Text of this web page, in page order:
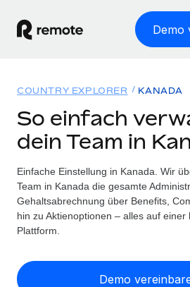
Demo
WELTWEITE BESCHÄFTIGUNG
Globale Payroll
Einfache, rechtssicher Payroll
Employer of Record
Weltweites Wachstum ohne
Contractor of Record
Rechtssichere, weltweite Arbeit
Lösungen
WELTWEITE ABDECKUNG
Country Explorer
Länderspezifische
Einfache Einstellung in allen US-
Ressourcen
TOOLS UND RECHNER
Preise
COUNTRY EXPLORER KANADA
So einfach
dein Team in
Einfache Einstellung in Kanada. Wir
Team in Kanada die gesamte
Gehaltsabrechnung über Benefits,
hin zu Aktienoptionen – alles auf
Plattform.
Demo